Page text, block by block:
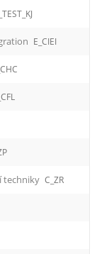
E_CIEI
techniky C_ZR